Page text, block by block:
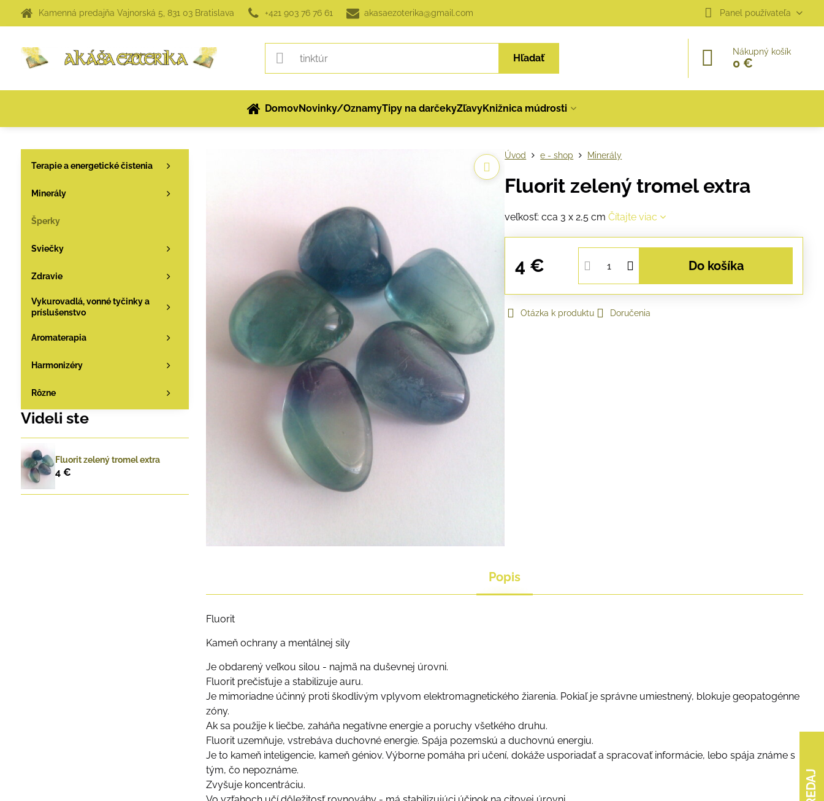
Kamenná predajňa Vajnorská 5, 831 03 Bratislava +421 903 76 76 61 akasaezoterika@gmail.com Panel používateľa
Hľadať
Nákupný košík
0 €
DomovNovinky/OznamyTipy na darčekyZľavyKnižnica múdrosti
Úvod e - shop Minerály
Fluorit zelený tromel extra
veľkosť: cca 3 x 2,5 cmČítajte viac
4 € Do košíka
Otázka k produktu Doručenia
Popis
Fluorit
Kameň ochrany a mentálnej sily
Je obdarený veľkou silou - najmä na duševnej úrovni.
Fluorit prečisťuje a stabilizuje auru.
Je mimoriadne účinný proti škodlivým vplyvom elektromagnetického žiarenia. Pokiaľ je správne umiestnený, blokuje geopatogénne
zóny.
Ak sa použije k liečbe, zaháňa negatívne energie a poruchy všetkého druhu.
Fluorit uzemňuje, vstrebáva duchovné energie. Spája pozemskú a duchovnú energiu.
Je to kameň inteligencie, kameň géniov. Výborne pomáha pri učení, dokáže usporiadať a spracovať informácie, lebo spája známe s
tým, čo nepoznáme.
Zvyšuje koncentráciu.
Terapie a energetické čistenia
Minerály
Šperky
Sviečky
Zdravie
Vykurovadlá, vonné tyčinky a
príslušenstvo
Aromaterapia
Harmonizéry
Rôzne
Videli ste
Fluorit zelený tromel extra
4 €